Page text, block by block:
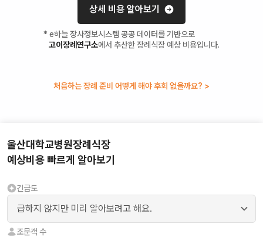
상세 비용 알아보기
* e하늘 장사정보시스템 공공 데이터를 기반으로
고이장례연구소에서 추산한 장례식장 예상 비용입니다.
처음하는 장례 준비 어떻게 해야 후회 없을까요? >
울산대학교병원장례식장
예상비용 빠르게 알아보기
긴급도
조문객 수